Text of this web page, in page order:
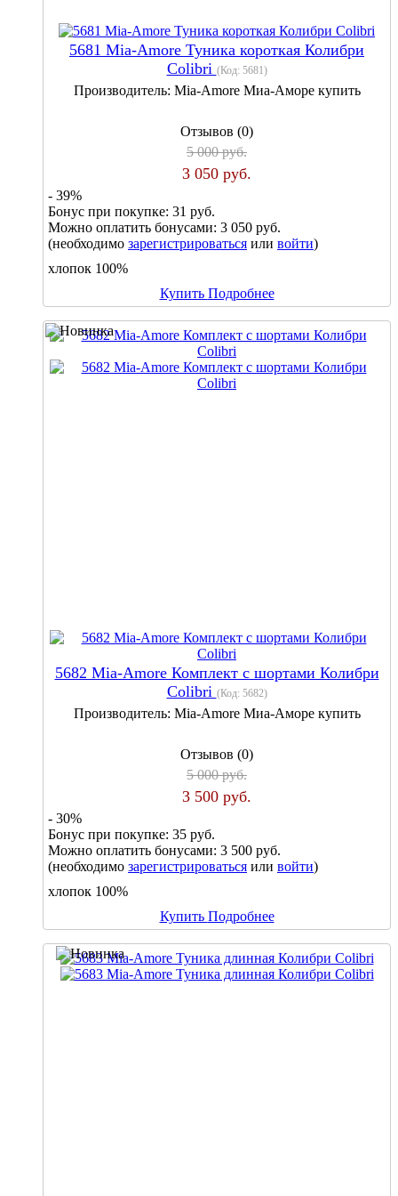
5681 Mia-Amore Туника короткая Колибри
Colibri (Код: 5681)
Производитель: Mia-Amore Миа-Аморе купить
Отзывов (0)
5 000 руб.
3 050 руб.
- 39%
Бонус при покупке: 31 руб.
Можно оплатить бонусами: 3 050 руб.
(необходимо зарегистрироваться или войти)
хлопок 100%
Купить Подробнее
5682 Mia-Amore Комплект с шортами Колибри
Colibri (Код: 5682)
Производитель: Mia-Amore Миа-Аморе купить
Отзывов (0)
5 000 руб.
3 500 руб.
- 30%
Бонус при покупке: 35 руб.
Можно оплатить бонусами: 3 500 руб.
(необходимо зарегистрироваться или войти)
хлопок 100%
Купить Подробнее